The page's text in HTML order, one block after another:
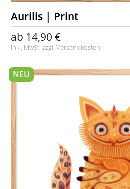
Aurilis | Print
ab 14,90 €
inkl. MwSt. zzgl.Versandkosten
NEU